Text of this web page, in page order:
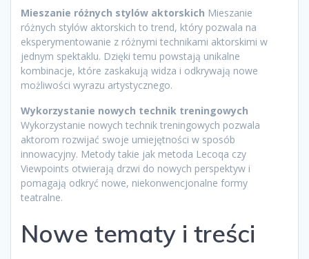
Mieszanie różnych stylów aktorskich Mieszanie
różnych stylów aktorskich to trend, który pozwala na
eksperymentowanie z różnymi technikami aktorskimi w
jednym spektaklu. Dzięki temu powstają unikalne
kombinacje, które zaskakują widza i odkrywają nowe
możliwości wyrazu artystycznego.
Wykorzystanie nowych technik treningowych
Wykorzystanie nowych technik treningowych pozwala
aktorom rozwijać swoje umiejętności w sposób
innowacyjny. Metody takie jak metoda Lecoqa czy
Viewpoints otwierają drzwi do nowych perspektyw i
pomagają odkryć nowe, niekonwencjonalne formy
teatralne.
Nowe tematy i treści